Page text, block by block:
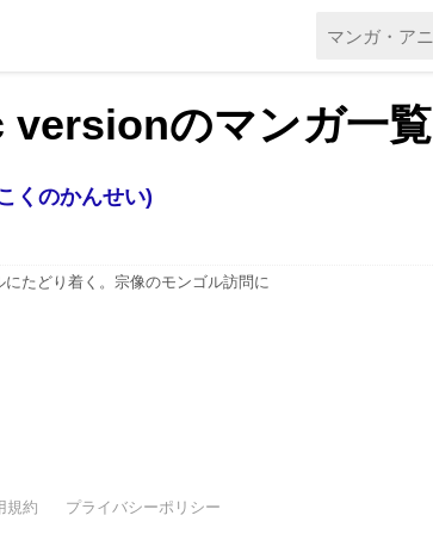
のマンガ一覧
くのかんせい)
たどり着く。宗像のモンゴル訪問に
規約 プライバシーポリシー